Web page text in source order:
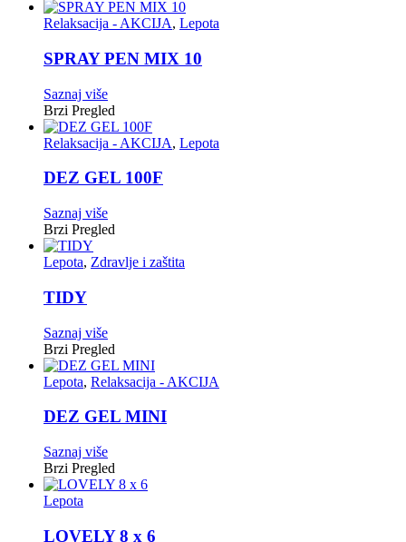
Relaksacija - AKCIJA, Lepota
SPRAY PEN MIX 10
Saznaj više
Brzi Pregled
Relaksacija - AKCIJA, Lepota
DEZ GEL 100F
Saznaj više
Brzi Pregled
Lepota, Zdravlje i zaštita
TIDY
Saznaj više
Brzi Pregled
Lepota, Relaksacija - AKCIJA
DEZ GEL MINI
Saznaj više
Brzi Pregled
Lepota
LOVELY 8 x 6